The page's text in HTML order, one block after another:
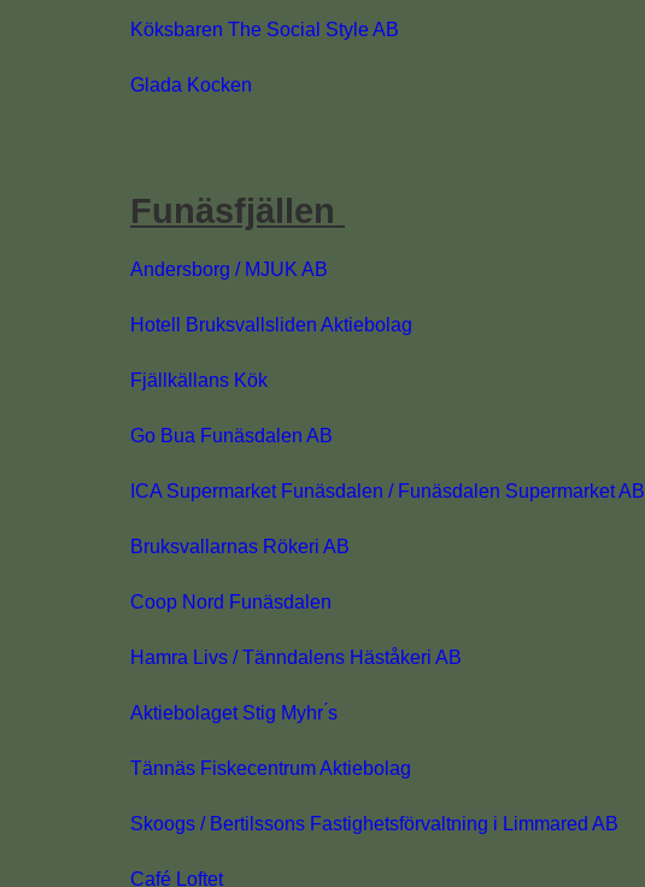
Köksbaren The Social Style AB
Glada Kocken
Funäsfjällen
Andersborg / MJUK AB
Hotell Bruksvallsliden Aktiebolag
Fjällkällans Kök
Go Bua Funäsdalen AB
ICA Supermarket Funäsdalen / Funäsdalen Supermarket AB
Bruksvallarnas Rökeri AB
Coop Nord Funäsdalen
Hamra Livs / Tänndalens Häståkeri AB
Aktiebolaget Stig Myhr ́s
Tännäs Fiskecentrum Aktiebolag
Skoogs / Bertilssons Fastighetsförvaltning i Limmared AB
Café Loftet